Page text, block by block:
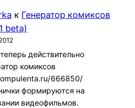
к Генератор комиксов
beta)
действительно
комиксов
666850/
формируются на
видеофильмов.